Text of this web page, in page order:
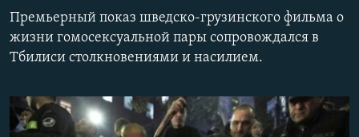
поиску
НАГОРНЫЙ КАРАБАХ
КУЛЬТУРА
СПОРТ
АРХИВ
Премьерный показ шведско-грузинского фильма о
жизни гомосексуальной пары сопровождался в
Тбилиси столкновениями и насилием.